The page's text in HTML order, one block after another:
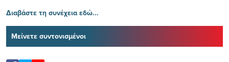
Διαβάστε τη συνέχεια εδώ...
Μείνετε συντονισμένοι